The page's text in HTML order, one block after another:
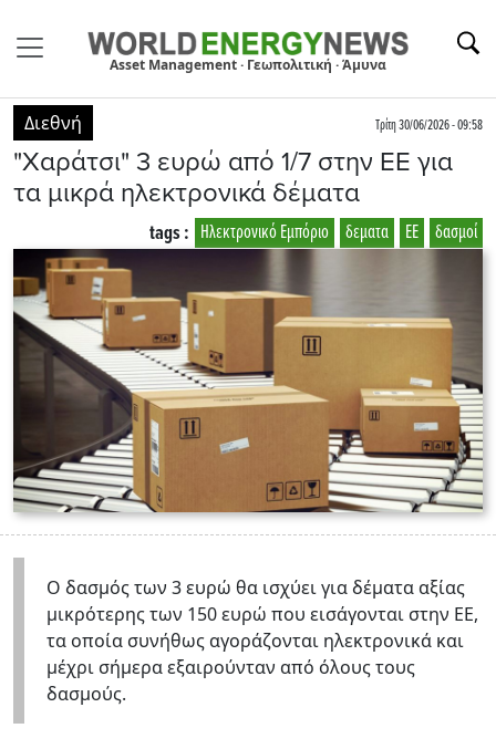
Asset Management · Γεωπολιτική · Άμυνα
Διεθνή Τρίτη 30/06/2026 - 09:58
"Χαράτσι" 3 ευρώ από 1/7 στην ΕΕ για
τα μικρά ηλεκτρονικά δέματα
δασμοί
ΕΕ
δεματα
Ηλεκτρονικό Εμπόριο
tags :
Ο δασμός των 3 ευρώ θα ισχύει για δέματα αξίας
μικρότερης των 150 ευρώ που εισάγονται στην ΕΕ,
τα οποία συνήθως αγοράζονται ηλεκτρονικά και
μέχρι σήμερα εξαιρούνταν από όλους τους
δασμούς.